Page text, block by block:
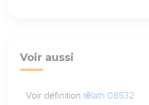
Voir aussi
Voir définitiontĕlath 08532